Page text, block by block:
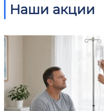
Наши акции